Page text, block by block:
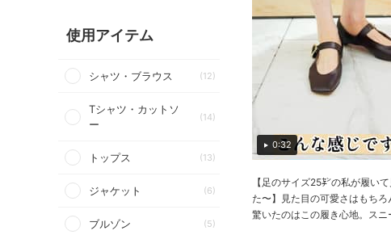
使用アイテム
シャツ・ブラウス (12)
Tシャツ・カットソ
ー
(14)
トップス (13)
ジャケット (6)
ブルゾン (5)
0:32
【足のサイズ25㌢の私が履い
た〜】見た目の可愛さはもちろ
驚いたのはこの履き心地。スニ